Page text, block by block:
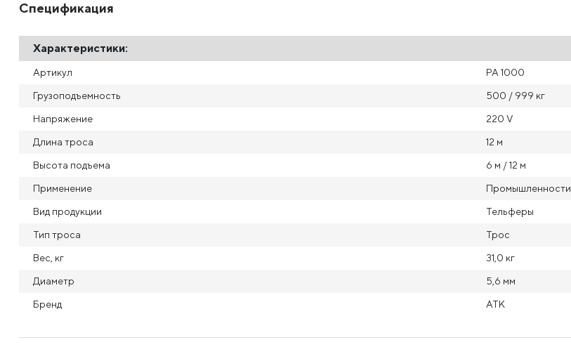
Спецификация
Характеристики:
Артикул РА 1000
Грузоподъемность 500 / 999 кг
Напряжение 220 V
Длина троса 12 м
Высота подъема 6 м / 12 м
Применение Промышленности
Вид продукции Тельферы
Тип троса Трос
Вес, кг 31,0 кг
Диаметр 5,6 мм
Бренд АТК